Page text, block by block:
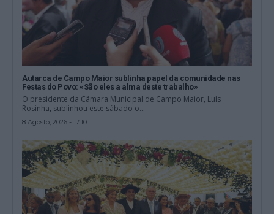
Autarca de Campo Maior sublinha papel da comunidade nas
Festas do Povo: «São eles a alma deste trabalho»
O presidente da Câmara Municipal de Campo Maior, Luís
Rosinha, sublinhou este sábado o...
8 Agosto, 2026 - 17:10